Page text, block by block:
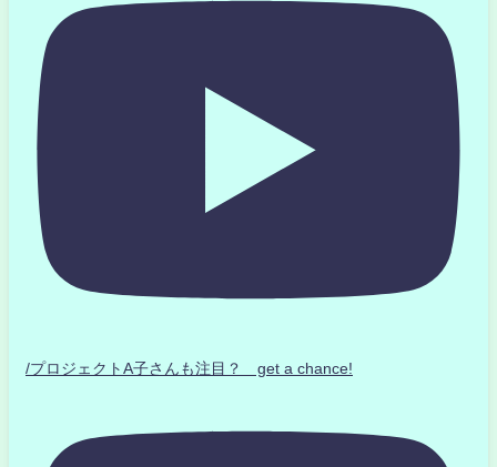
/プロジェクトA子さんも注目？ get a chance!